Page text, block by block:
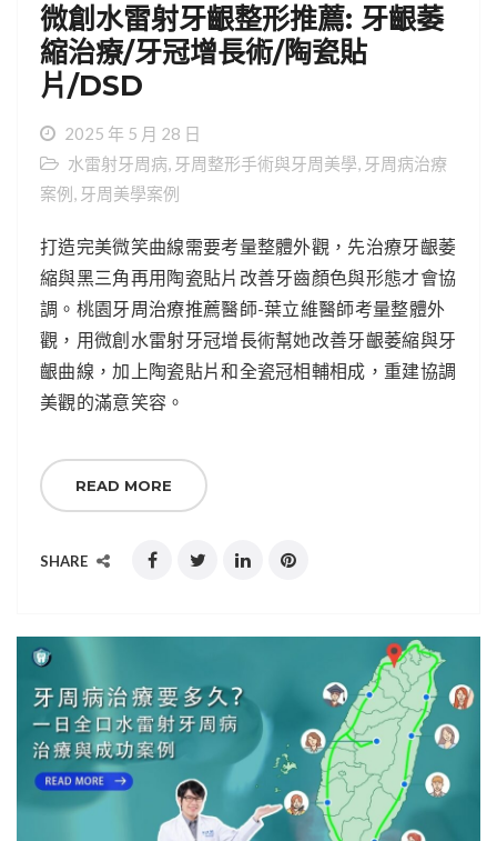
微創水雷射牙齦整形推薦: 牙齦萎
縮治療/牙冠增長術/陶瓷貼
片/DSD
2025 年 5 月 28 日
水雷射牙周病, 牙周整形手術與牙周美學, 牙周病治療
案例, 牙周美學案例
打造完美微笑曲線需要考量整體外觀，先治療牙齦萎
縮與黑三角再用陶瓷貼片改善牙齒顏色與形態才會協
調。桃園牙周治療推薦醫師-葉立維醫師考量整體外
觀，用微創水雷射牙冠增長術幫她改善牙齦萎縮與牙
齦曲線，加上陶瓷貼片和全瓷冠相輔相成，重建協調
美觀的滿意笑容。
READ MORE
SHARE